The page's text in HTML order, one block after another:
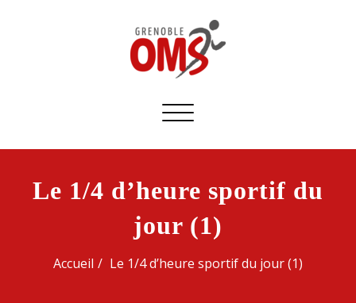
Afficher/masquer
navigation
Le 1/4 d’heure sportif du
jour (1)
Accueil Le 1/4 d’heure sportif du jour (1)